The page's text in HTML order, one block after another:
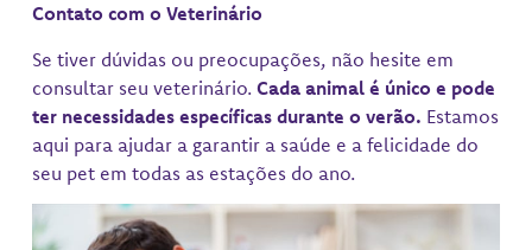
Contato com o Veterinário
Se tiver dúvidas ou preocupações, não hesite em
consultar seu veterinário. Cada animal é único e pode
ter necessidades específicas durante o verão. Estamos
aqui para ajudar a garantir a saúde e a felicidade do
seu pet em todas as estações do ano.